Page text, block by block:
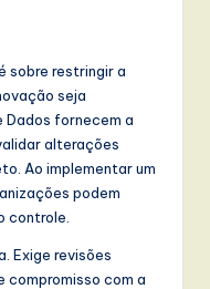
sobre restringir a
seja
Dados fornecem a
alterações
Ao implementar um
podem
controle.
Exige revisões
compromisso com a